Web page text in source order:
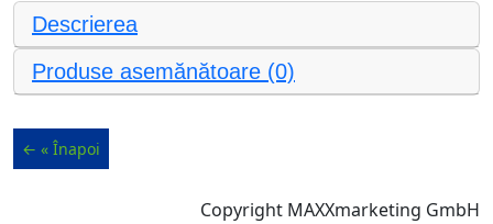
Descrierea
Produse asemănătoare (0)
Copyright MAXXmarketing GmbH